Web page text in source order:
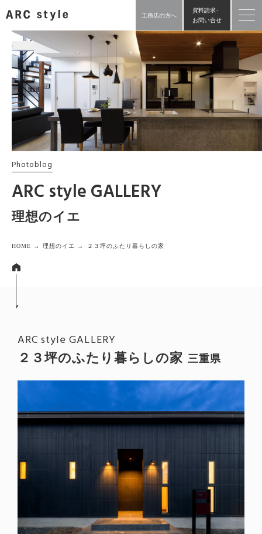
工務店の方へ
資料請求･
お問い合せ
Photoblog
ARC style GALLERY
理想のイエ
HOME → 理想のイエ → ２３坪のふたり暮らしの家
ARC style GALLERY
２３坪のふたり暮らしの家 三重県